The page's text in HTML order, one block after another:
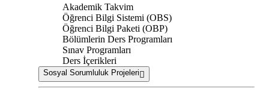
Akademik Takvim
Öğrenci Bilgi Sistemi (OBS)
Öğrenci Bilgi Paketi (OBP)
Bölümlerin Ders Programları
Sınav Programları
Ders İçerikleri
Sosyal Sorumluluk Projeleri